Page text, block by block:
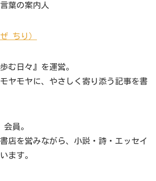
葉の案内人
ちり）
む日々』を運営。
ヤモヤに、やさしく寄り添う記事を書
員。
店を営みながら、小説・詩・エッセイ
ます。